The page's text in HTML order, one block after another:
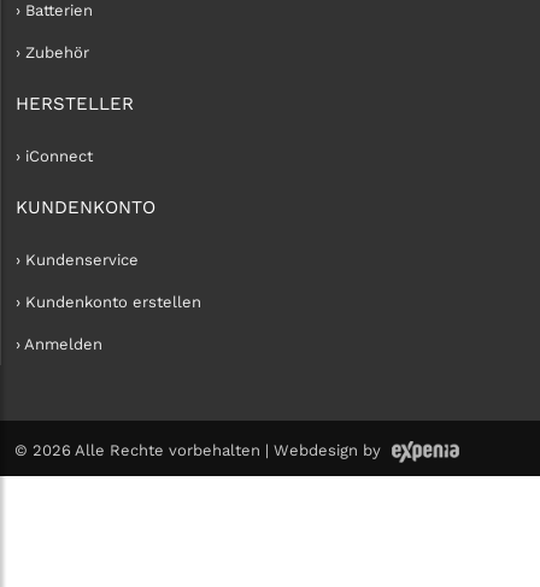
› Batterien
› Zubehör
HERSTELLER
› iConnect
KUNDENKONTO
› Kundenservice
› Kundenkonto erstellen
› Anmelden
© 2026 Alle Rechte vorbehalten | Webdesign by